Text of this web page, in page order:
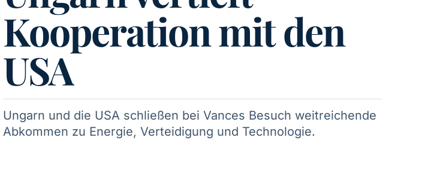
Kooperation mit den
USA
Ungarn und die USA schließen bei Vances Besuch weitreichende
Abkommen zu Energie, Verteidigung und Technologie.